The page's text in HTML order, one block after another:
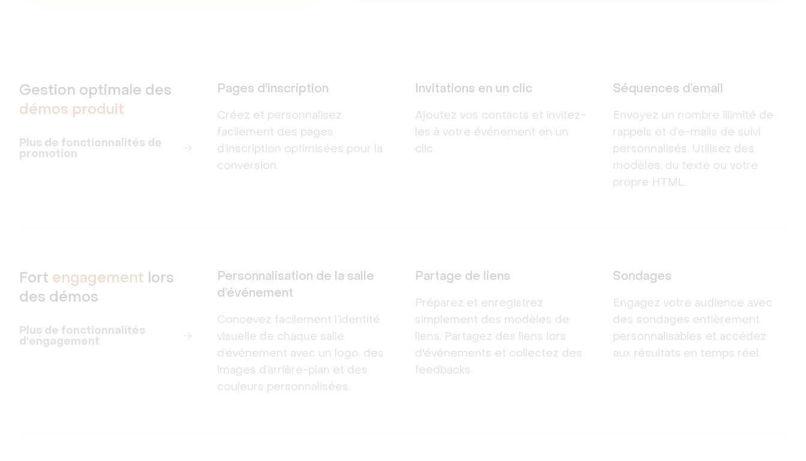
Gestion optimale des
démos produit
Plus de fonctionnalités de
promotion
Pages d'inscription
Créez et personnalisez
facilement des pages
d’inscription optimisées pour la
conversion.
Invitations en un clic
Ajoutez vos contacts et invitez-
les à votre événement en un
clic.
Séquences d’email
Envoyez un nombre illimité de
rappels et d’e-mails de suivi
personnalisés. Utilisez des
modèles, du texte ou votre
propre HTML.
Fort engagement lors
des démos
Plus de fonctionnalités
d'engagement
Personnalisation de la salle
d’événement
Concevez facilement l’identité
visuelle de chaque salle
d’événement avec un logo, des
images d’arrière-plan et des
couleurs personnalisées.
Partage de liens
Préparez et enregistrez
simplement des modèles de
liens. Partagez des liens lors
d'événements et collectez des
feedbacks.
Sondages
Engagez votre audience avec
des sondages entièrement
personnalisables et accédez
aux résultats en temps réel.